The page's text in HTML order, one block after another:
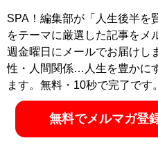
SPA！編集部が「人生後半を
をテーマに厳選した記事をメ
週金曜日にメールでお届けし
性・人間関係…人生を豊かに
ます。無料・10秒で完了です。
無料でメルマガ